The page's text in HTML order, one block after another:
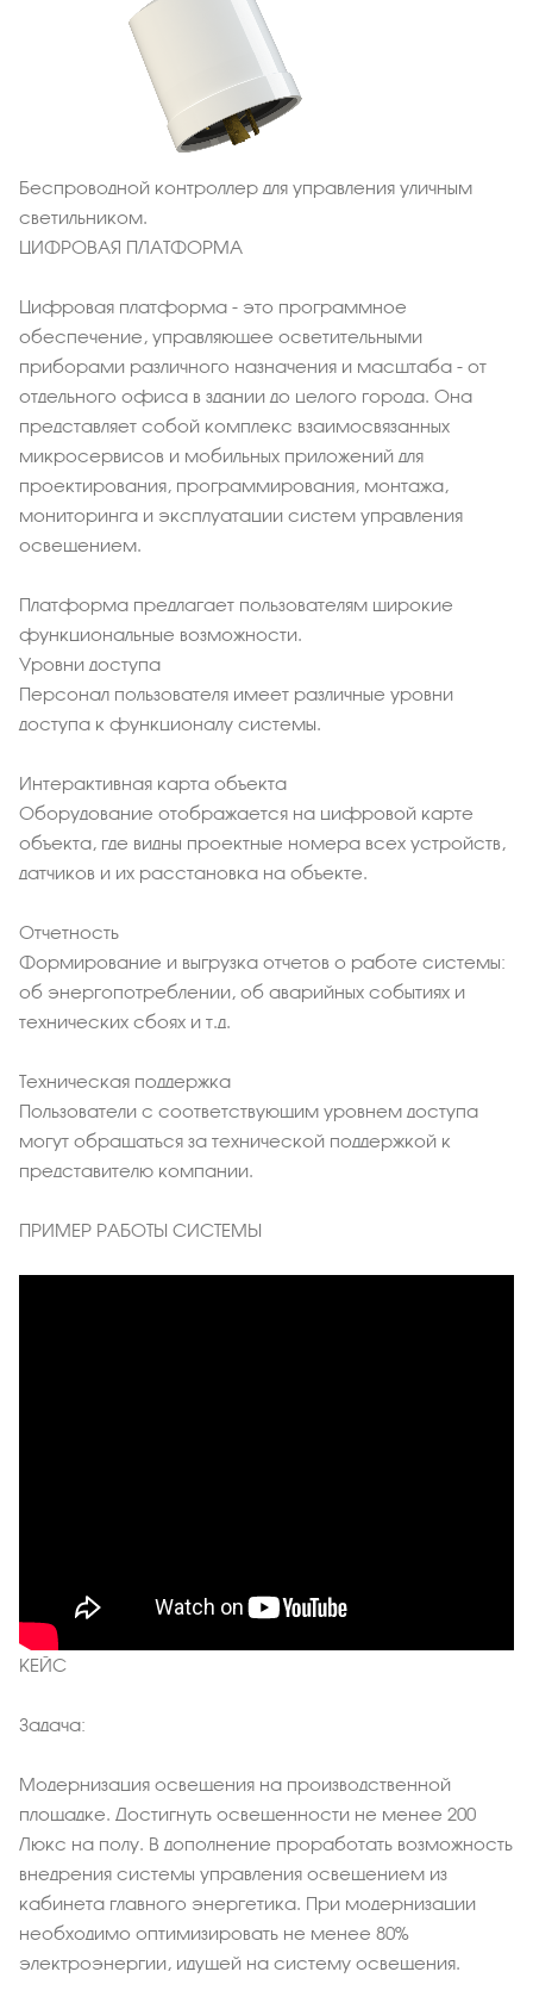
Беспроводной контроллер для управления уличным
светильником.
ЦИФРОВАЯ ПЛАТФОРМА
Цифровая платформа - это программное
обеспечение, управляющее осветительными
приборами различного назначения и масштаба - от
отдельного офиса в здании до целого города. Она
представляет собой комплекс взаимосвязанных
микросервисов и мобильных приложений для
проектирования, программирования, монтажа,
мониторинга и эксплуатации систем управления
освещением.
Платформа предлагает пользователям широкие
функциональные возможности.
Уровни доступа
Персонал пользователя имеет различные уровни
доступа к функционалу системы.
Интерактивная карта объекта
Оборудование отображается на цифровой карте
объекта, где видны проектные номера всех устройств,
датчиков и их расстановка на объекте.
Отчетность
Формирование и выгрузка отчетов о работе системы:
об энергопотреблении, об аварийных событиях и
технических сбоях и т.д.
Техническая поддержка
Пользователи с соответствующим уровнем доступа
могут обращаться за технической поддержкой к
представителю компании.
ПРИМЕР РАБОТЫ СИСТЕМЫ
КЕЙС
Задача:
Модернизация освещения на производственной
площадке. Достигнуть освещенности не менее 200
Люкс на полу. В дополнение проработать возможность
внедрения системы управления освещением из
кабинета главного энергетика. При модернизации
необходимо оптимизировать не менее 80%
электроэнергии, идущей на систему освещения.